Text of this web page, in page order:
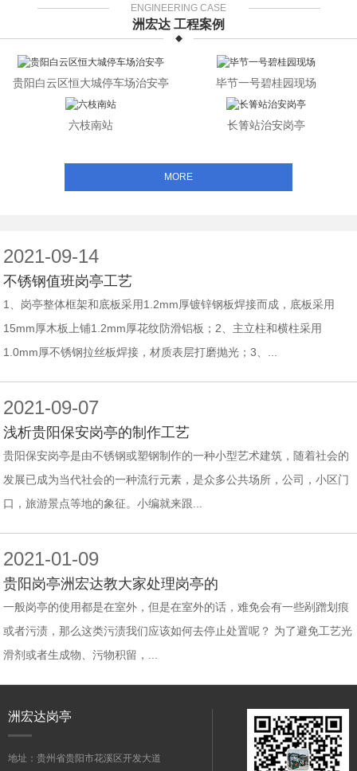
ENGINEERING CASE
洲宏达 工程案例
贵阳白云区恒大城停车场治安亭 毕节一号碧桂园现场
六枝南站 长箐站治安岗亭
MORE
2021-09-14
不锈钢值班岗亭工艺
1、岗亭整体框架和底板采用1.2mm厚镀锌钢板焊接而成，底板采用
15mm厚木板上铺1.2mm厚花纹防滑铝板；2、主立柱和横柱采用
1.0mm厚不锈钢拉丝板焊接，材质表层打磨抛光；3、...
2021-09-07
浅析贵阳保安岗亭的制作工艺
贵阳保安岗亭是由不锈钢或塑钢制作的一种小型艺术建筑，随着社会的
发展已成为当代社会的一种流行元素，是众多公共场所，公司，小区门
口，旅游景点等地的象征。小编就来跟...
2021-01-09
贵阳岗亭洲宏达教大家处理岗亭的
一般岗亭的使用都是在室外，但是在室外的话，难免会有一些剐蹭划痕
或者污渍，那么这类污渍我们应该如何去停止处置呢？ 为了避免工艺光
滑剂或者生成物、污物积留，...
洲宏达岗亭
地址：贵州省贵阳市花溪区开发大道